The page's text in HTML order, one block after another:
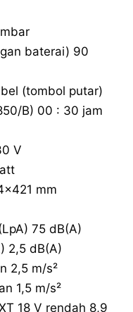
baterai) 90
(tombol putar)
B) 00 : 30 jam
V
mm
75 dB(A)
2,5 dB(A)
2,5 m/s²
1,5 m/s²
18 V rendah 8,9